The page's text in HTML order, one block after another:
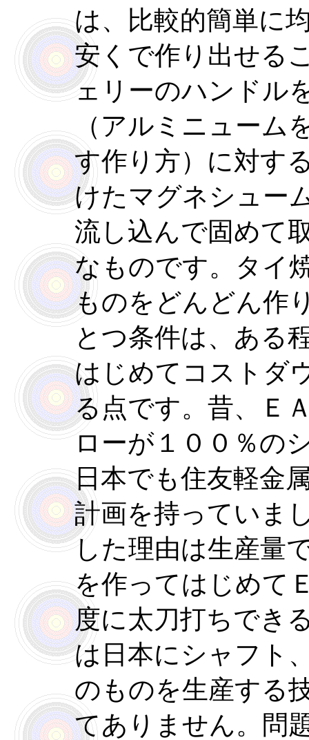
は、比較的簡単に
安くで作り出せる
ェリーのハンドル
（アルミニューム
す作り方）に対す
けたマグネシュー
流し込んで固めて
なものです。タイ
ものをどんどん作
とつ条件は、ある
はじめてコストダ
る点です。昔、Ｅ
ローが１００％の
日本でも住友軽金
計画を持っていま
した理由は生産量
を作ってはじめて
度に太刀打ちでき
は日本にシャフト
のものを生産する
てありません。問